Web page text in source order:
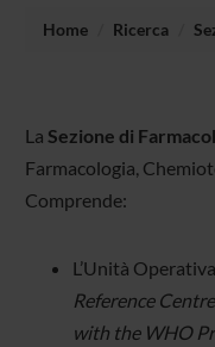
Home Ricerca
La Sezione di
Farmacologia,
Comprende:
L’Unità
Reference
with the WHO